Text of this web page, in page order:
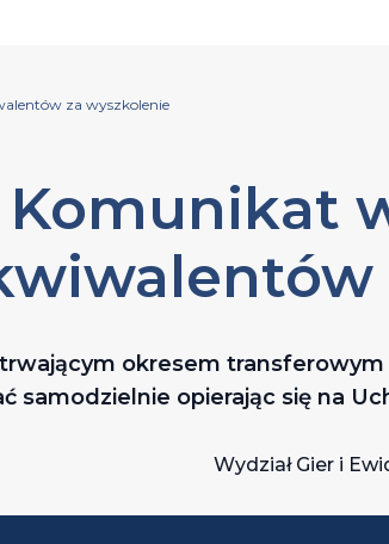
za wyszkolenie
Komunikat
okresem
samodzielnie opierając się na
Wydział Gier i